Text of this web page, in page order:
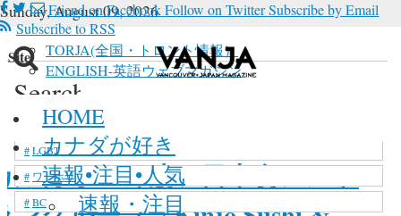
Sunday, August 09, 2026
TORJA(全国・トロント情報）
ENGLISH-英語ウェブマガジン
Friend on Facebook Follow on TwitterSubscribe by Email
Subscribe to RSS
Search
Site
in site, type your keyword and hit enter
HOME
カナダが好き
速報•注目•人気
速報・注目
新型コロナウイルス
マリファナ
LGBT
ワーホリ
BC
Archives»食・レストラン
ルガリーの凄い日本食レスト